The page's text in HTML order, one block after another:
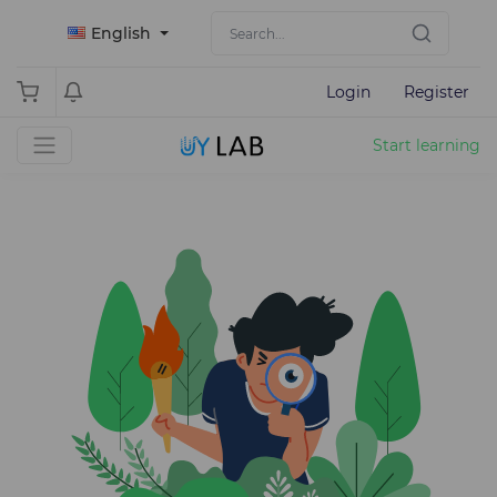
English
Login Register
Start learning